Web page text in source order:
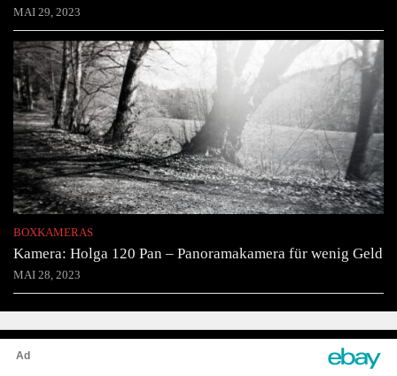
MAI 29, 2023
BOXKAMERAS
Kamera: Holga 120 Pan – Panoramakamera für wenig Geld
MAI 28, 2023